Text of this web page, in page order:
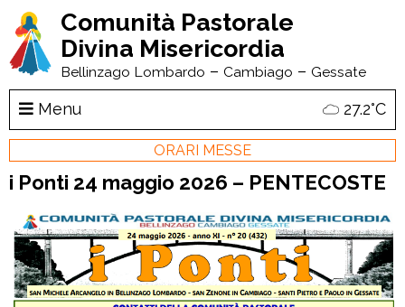
Comunità Pastorale
Divina Misericordia
Bellinzago Lombardo – Cambiago – Gessate
Menu 27.2°C
ORARI MESSE
i Ponti 24 maggio 2026 – PENTECOSTE